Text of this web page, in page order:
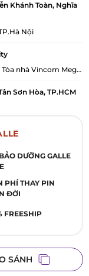
Khánh Toàn, Nghĩa
Nội
Tòa nhà Vincom Mega
Sơn Hòa, TP.HCM
Phường Bàn Cờ,
Tân Định, TP HCM
Minh
Gò Vấp, TP. HCM
Lê Chân, Hải
DƯỠNG GALLE
PHÍ THAY PIN
ĐỜI
FREESHIP
SÁNH